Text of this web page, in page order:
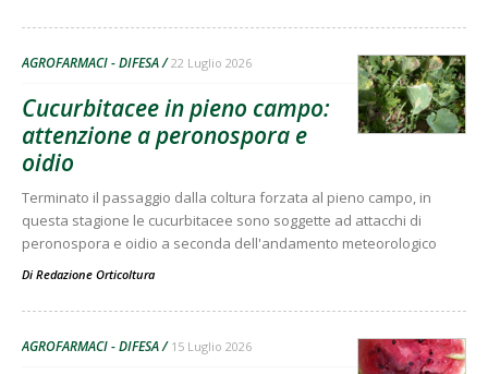
AGROFARMACI - DIFESA 22 Luglio 2026
Cucurbitacee in pieno campo:
attenzione a peronospora e
oidio
Terminato il passaggio dalla coltura forzata al pieno campo, in
questa stagione le cucurbitacee sono soggette ad attacchi di
peronospora e oidio a seconda dell'andamento meteorologico
Di Redazione Orticoltura
AGROFARMACI - DIFESA 15 Luglio 2026